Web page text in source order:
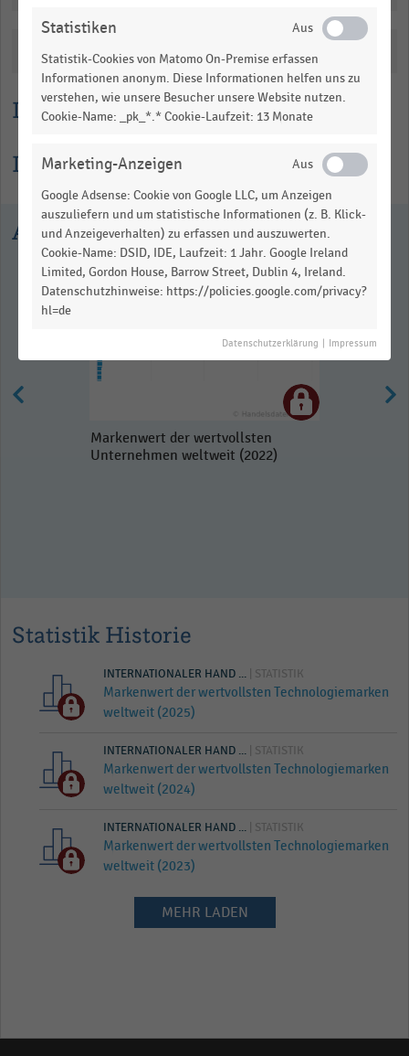
Lesehilfe
Informationen zur Statistik
Katalogisierung
Ausgewählte Statistiken
Markenwert der wertvollsten
Unternehmen weltweit (2022)
Statistik Historie
INTERNATIONALER HAND ... | STATISTIK
Markenwert der wertvollsten Technologiemarken
weltweit (2025)
INTERNATIONALER HAND ... | STATISTIK
Markenwert der wertvollsten Technologiemarken
weltweit (2024)
INTERNATIONALER HAND ... | STATISTIK
Markenwert der wertvollsten Technologiemarken
weltweit (2023)
MEHR LADEN
Statistiken
Statistik-Cookies von Matomo On-Premise erfassen
Informationen anonym. Diese Informationen helfen uns zu
verstehen, wie unsere Besucher unsere Website nutzen.
Cookie-Name: _pk_*.* Cookie-Laufzeit: 13 Monate
Marketing-Anzeigen
Google Adsense: Cookie von Google LLC, um Anzeigen
auszuliefern und um statistische Informationen (z. B. Klick-
und Anzeigeverhalten) zu erfassen und auszuwerten.
Cookie-Name: DSID, IDE, Laufzeit: 1 Jahr. Google Ireland
Limited, Gordon House, Barrow Street, Dublin 4, Ireland.
Datenschutzhinweise: https://policies.google.com/privacy?
hl=de
Datenschutzerklärung Impressum